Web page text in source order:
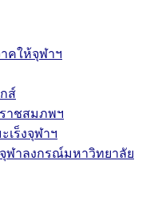
คให้จุฬาฯ
ส์
าชสมภพฯ
ร็งจุฬาฯ
ฬาลงกรณ์มหาวิทยาลัย